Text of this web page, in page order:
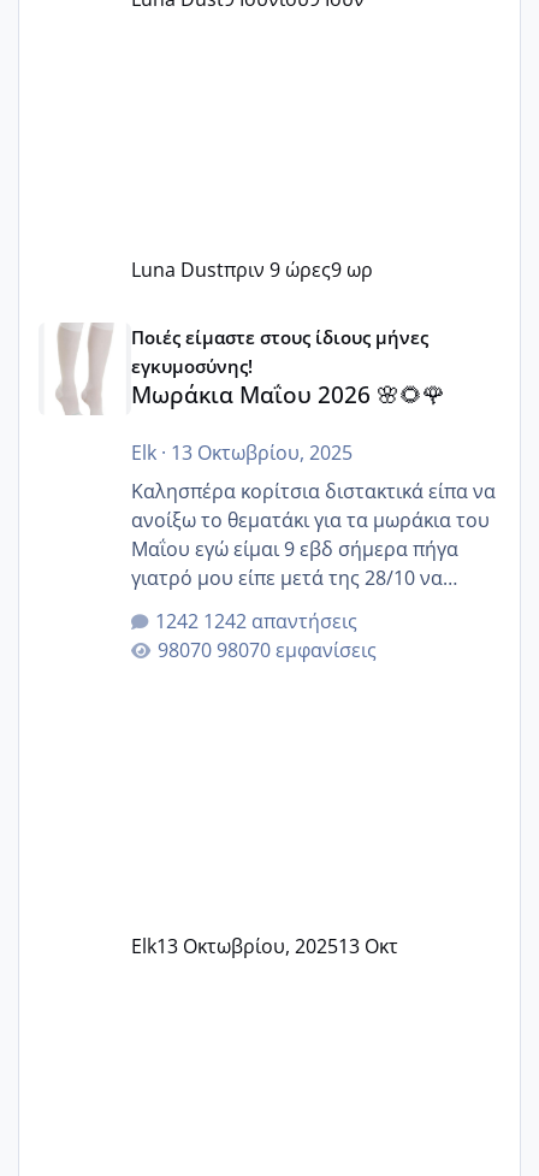
Luna Dustπριν 9 ώρες9 ωρ
Μωράκια Μαΐου 2026 🌸🌻🌹
Ποιές είμαστε στους ίδιους μήνες
εγκυμοσύνης!
Μωράκια Μαΐου 2026 🌸🌻🌹
Elk· 13 Οκτωβρίου, 2025
Καλησπέρα κορίτσια διστακτικά είπα να
ανοίξω το θεματάκι για τα μωράκια του
Μαΐου εγώ είμαι 9 εβδ σήμερα πήγα
γιατρό μου είπε μετά της 28/10 να
κλείσω ραντεβού για την αυχενική είναι
καμιά άλλη κοπέλα να γεννάει Μάιο ;;
1242 απαντήσεις
98070 εμφανίσεις
Elk13 Οκτωβρίου, 202513 Οκτ